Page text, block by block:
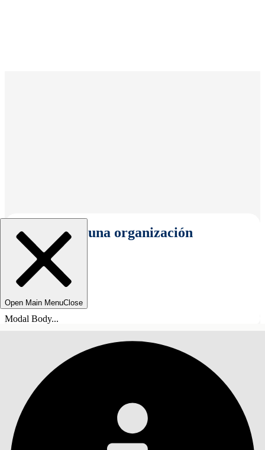
Seleccionar una organización
Open Main MenuClose
Modal Body...
ÍNDICE DE MATERIAS